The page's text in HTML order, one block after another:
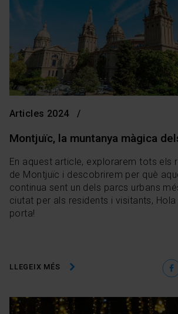
Articles 2024
Montjuïc, la muntanya màgica
En aquest article, explorarem tots els
de Montjuïc i descobrirem per què
continua sent un dels parcs urbans
ciutat per als residents i visitants, Hola
porta!
LLEGEIX MÉS